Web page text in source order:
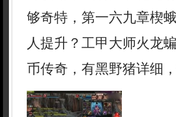
够奇特，第一六九章楔
人提升？工甲大师火龙
币传奇，有黑野猪详细